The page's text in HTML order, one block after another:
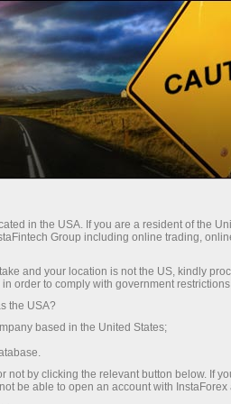
obtiene acceso a
de
de los mejores
del
condiciones
con
la pista
in the USA. If you are a resident of the
Group including online trading,
and your location is not the US, kindly
order to comply with government
the USA?
based in the United States;
not by clicking the relevant button below. If
be able to open an account with InstaForex